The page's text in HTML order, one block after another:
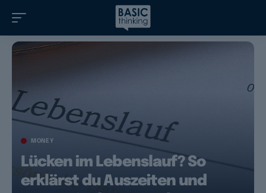
MONEY
Lücken im Lebenslauf? So
erklärst du Auszeiten und